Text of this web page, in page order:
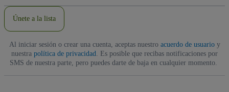
Únete a la lista
Al iniciar sesión o crear una cuenta, aceptas nuestro acuerdo de usuarioy
nuestra política de privacidad. Es posible que recibas notificaciones por
SMS de nuestra parte, pero puedes darte de baja en cualquier momento.